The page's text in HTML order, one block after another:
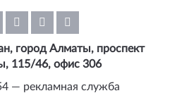
город Алматы, проспект
115/46, офис 306
— рекламная служба